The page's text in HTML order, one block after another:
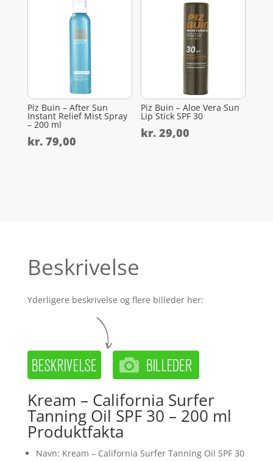
Piz Buin – After Sun
Instant Relief Mist Spray
– 200 ml
kr.79,00
Piz Buin – Aloe Vera Sun
Lip Stick SPF 30
kr. 29,00
Beskrivelse
Yderligere beskrivelse og flere billeder her:
Kream – California Surfer
Tanning Oil SPF 30 – 200 ml
Produktfakta
Navn: Kream – California Surfer Tanning Oil SPF 30